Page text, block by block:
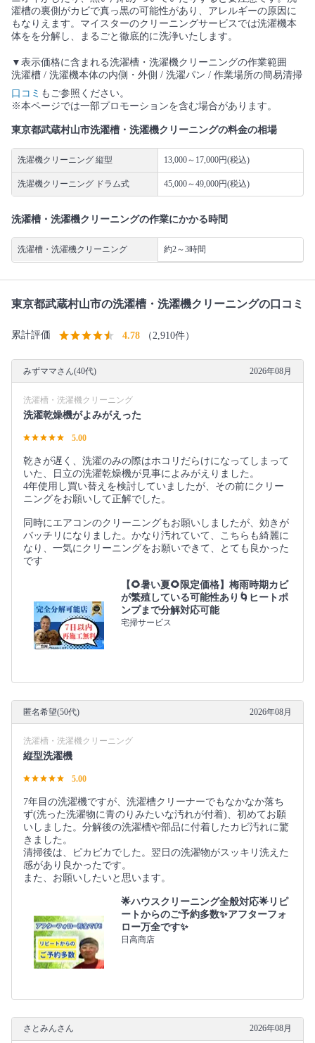
濯槽の裏側がカビで真っ黒の可能性があり、アレルギーの原因に
もなりえます。マイスターのクリーニングサービスでは洗濯機本
体をを分解し、まるごと徹底的に洗浄いたします。
▼表示価格に含まれる洗濯槽・洗濯機クリーニングの作業範囲
洗濯槽 / 洗濯機本体の内側・外側 / 洗濯パン / 作業場所の簡易清掃
口コミ もご参照ください。
※本ページでは一部プロモーションを含む場合があります。
東京都武蔵村山市洗濯槽・洗濯機クリーニングの料金の相場
洗濯機クリーニング 縦型 13,000～17,000円(税込)
洗濯機クリーニング ドラム式 45,000～49,000円(税込)
洗濯槽・洗濯機クリーニングの作業にかかる時間
洗濯槽・洗濯機クリーニング 約2～3時間
東京都武蔵村山市の洗濯槽・洗濯機クリーニングの口コミ
累計評価 4.78 （2,910件）
みずママさん(40代) 2026年08月
洗濯槽・洗濯機クリーニング
洗濯乾燥機がよみがえった
5.00
乾きが遅く、洗濯のみの際はホコリだらけになってしまって
いた、日立の洗濯乾燥機が見事によみがえりました。
4年使用し買い替えを検討していましたが、その前にクリー
ニングをお願いして正解でした。
同時にエアコンのクリーニングもお願いしましたが、効きが
バッチリになりました。かなり汚れていて、こちらも綺麗に
なり、一気にクリーニングをお願いできて、とても良かった
です
【🌻暑い夏🌻限定価格】梅雨時期カビ
が繁殖している可能性あり🌀ヒートポ
ンプまで分解対応可能
宅掃サービス
匿名希望(50代) 2026年08月
洗濯槽・洗濯機クリーニング
縦型洗濯機
5.00
7年目の洗濯機ですが、洗濯槽クリーナーでもなかなか落ち
ず(洗った洗濯物に青のりみたいな汚れが付着)、初めてお願
いしました。分解後の洗濯槽や部品に付着したカビ汚れに驚
きました。
清掃後は、ピカピカでした。翌日の洗濯物がスッキリ洗えた
感があり良かったです。
また、お願いしたいと思います。
🌟ハウスクリーニング全般対応🌟リピ
ートからのご予約多数✨アフターフォ
ロー万全です✨
日高商店
さとみんさん 2026年08月